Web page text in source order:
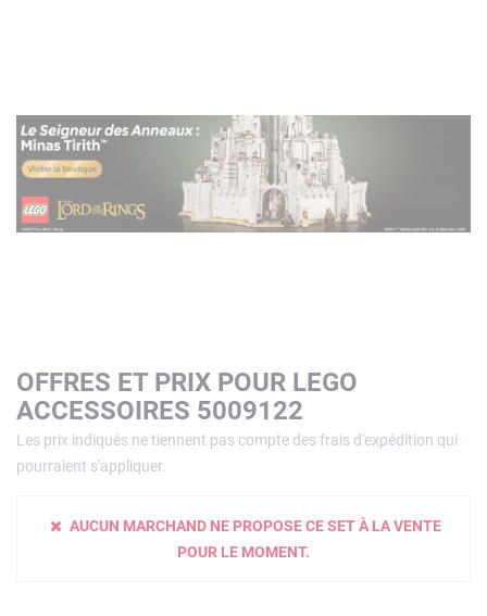
OFFRES ET PRIX POUR LEGO
ACCESSOIRES 5009122
Les prix indiqués ne tiennent pas compte des frais d'expédition qui
pourraient s'appliquer.
AUCUN MARCHAND NE PROPOSE CE SET À LA VENTE
POUR LE MOMENT.